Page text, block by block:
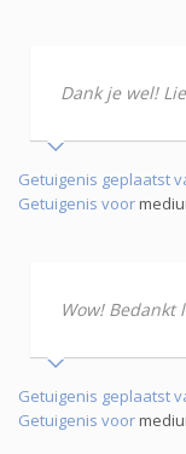
Dank je wel!
Getuigenis geplaatst
Getuigenis voor
Wow! Bedankt
Getuigenis geplaatst
Getuigenis voor